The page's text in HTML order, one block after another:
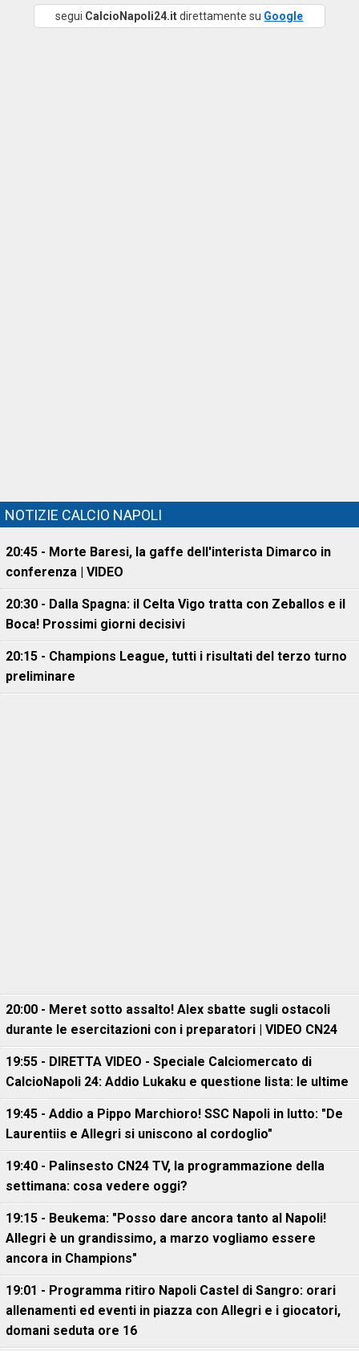
segui CalcioNapoli24.itdirettamente su Google
NOTIZIE CALCIO NAPOLI
20:45 - Morte Baresi, la gaffe dell'interista Dimarco in
conferenza | VIDEO
20:30 - Dalla Spagna: il Celta Vigo tratta con Zeballos e il
Boca! Prossimi giorni decisivi
20:15 - Champions League, tutti i risultati del terzo turno
preliminare
20:00 - Meret sotto assalto! Alex sbatte sugli ostacoli
durante le esercitazioni con i preparatori | VIDEO CN24
19:55 - DIRETTA VIDEO - Speciale Calciomercato di
CalcioNapoli 24: Addio Lukaku e questione lista: le ultime
19:45 - Addio a Pippo Marchioro! SSC Napoli in lutto: "De
Laurentiis e Allegri si uniscono al cordoglio"
19:40 - Palinsesto CN24 TV, la programmazione della
settimana: cosa vedere oggi?
19:15 - Beukema: "Posso dare ancora tanto al Napoli!
Allegri è un grandissimo, a marzo vogliamo essere
ancora in Champions"
19:01 - Programma ritiro Napoli Castel di Sangro: orari
allenamenti ed eventi in piazza con Allegri e i giocatori,
domani seduta ore 16